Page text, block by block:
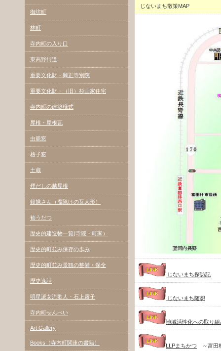
じないまち散策MAP
じないまち探訪記
じないまち随想
地域活性化への取り組
LLPまちかつ ～富田
御坊町
林町
寺内町の入り口
東高野街道
重要文化財・興正寺別院
重要文化財・（旧）杉山家住宅
寺内町の建築様式
屋根・屋根瓦
虫籠窓
格子窓
土蔵
煙だしの越屋根
鐘馗さん（魔除けの瓦人形）
袖うだつ
歴史的建造物一覧(寺院・町家）
歴史的町並み保存の歩み
歴史的町並み景観の整備・保全
歴史逸話
明星派女流歌人・石上露子
寺内町せんべい
Art Gallery
Books（寺内町関連の書籍）